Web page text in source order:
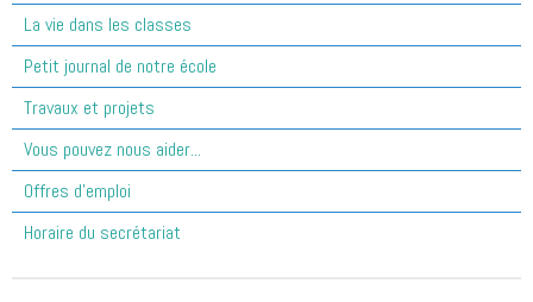
La vie dans les classes
Petit journal de notre école
Travaux et projets
Vous pouvez nous aider...
Offres d'emploi
Horaire du secrétariat